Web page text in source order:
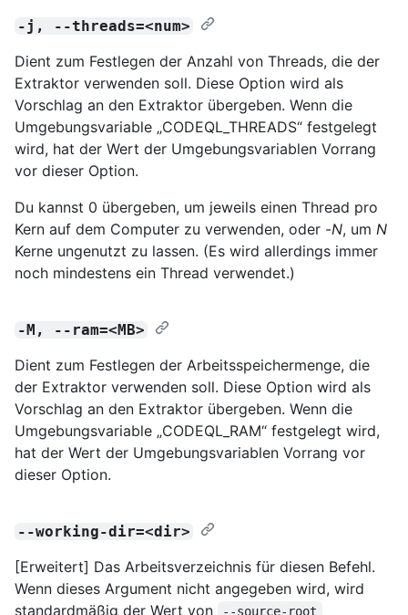
-j, --threads=<num>
Dient zum Festlegen der Anzahl von Threads, die der
Extraktor verwenden soll. Diese Option wird als
Vorschlag an den Extraktor übergeben. Wenn die
Umgebungsvariable „CODEQL_THREADS“ festgelegt
wird, hat der Wert der Umgebungsvariablen Vorrang
vor dieser Option.
Du kannst 0 übergeben, um jeweils einen Thread pro
Kern auf dem Computer zu verwenden, oder -N, um N
Kerne ungenutzt zu lassen. (Es wird allerdings immer
noch mindestens ein Thread verwendet.)
-M, --ram=<MB>
Dient zum Festlegen der Arbeitsspeichermenge, die
der Extraktor verwenden soll. Diese Option wird als
Vorschlag an den Extraktor übergeben. Wenn die
Umgebungsvariable „CODEQL_RAM“ festgelegt wird,
hat der Wert der Umgebungsvariablen Vorrang vor
dieser Option.
--working-dir=<dir>
[Erweitert] Das Arbeitsverzeichnis für diesen Befehl.
Wenn dieses Argument nicht angegeben wird, wird
standardmäßig der Wert von
--source-root